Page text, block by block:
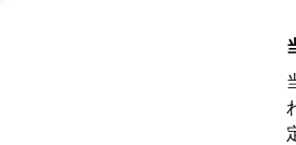
オーナーサポ